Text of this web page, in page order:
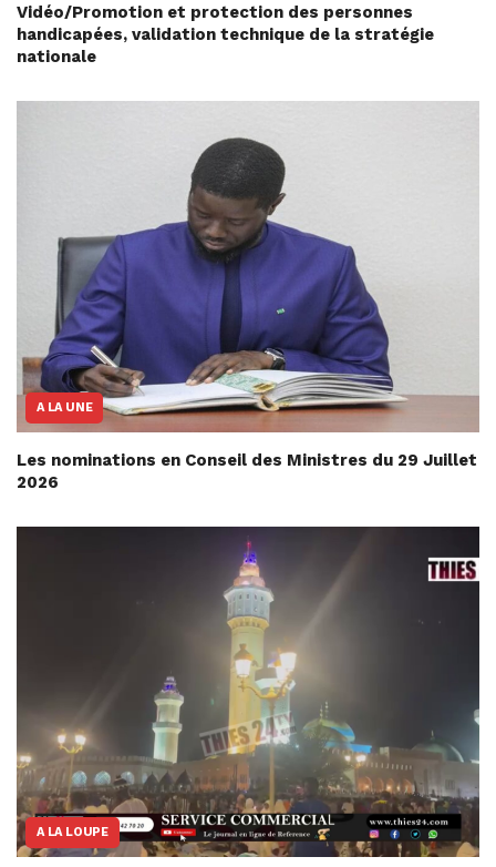
Vidéo/Promotion et protection des personnes
handicapées, validation technique de la stratégie
nationale
A LA UNE
Les nominations en Conseil des Ministres du 29 Juillet
2026
A LA LOUPE